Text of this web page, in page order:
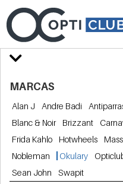
MARCAS
Alan J Andre Badi
Blanc & Noir
Brizzant
Frida Kahlo
Hotwheels
Nobleman
Okulary
Sean John
Swapit